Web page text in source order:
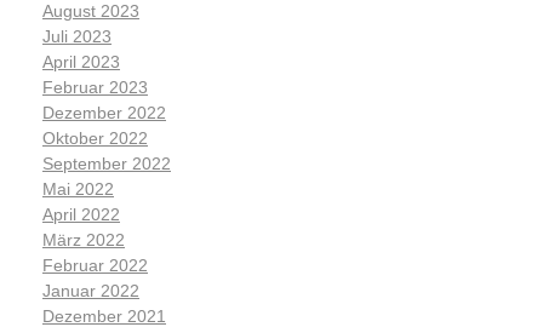
August 2023
Juli 2023
April 2023
Februar 2023
Dezember 2022
Oktober 2022
September 2022
Mai 2022
April 2022
März 2022
Februar 2022
Januar 2022
Dezember 2021